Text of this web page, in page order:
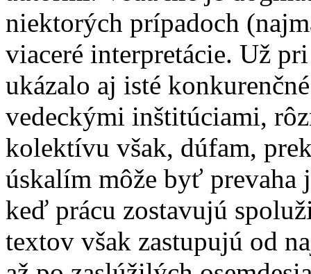
niektorých prípadoch
viaceré interpretácie. Už
ukázalo aj isté
vedeckými inštitúciami,
kolektívu však, dúfam,
úskalím môže byť prevaha
keď prácu zostavujú
textov však zastupujú od